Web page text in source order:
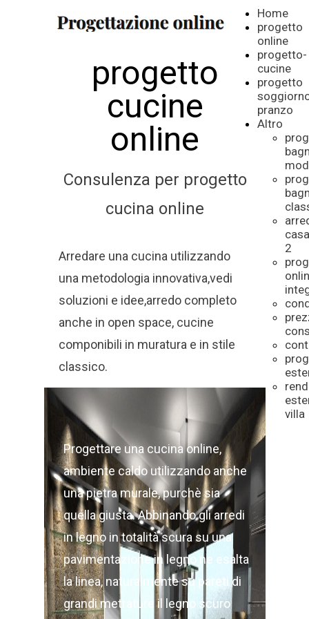
progetto
cucine
online
Consulenza per progetto
cucina online
Arredare una cucina utilizzando
una metodologia innovativa,vedi
soluzioni e idee,arredo completo
anche in open space, cucine
componibili in muratura e in stile
classico.
Home
progetto
online
progetto-
cucine
progetto
pranzo
Altro
casa
2
villa
Progettare una cucina online,
ambiente caldo utilizzando anche
una pietra murale, purchè sia
quella giusta. Abbinando gli arredi
in legno in totalità scura su una
pavimentazione in legno ne esalta
la linea, naturalmente su pareti di
grandi metrature il legno scuro